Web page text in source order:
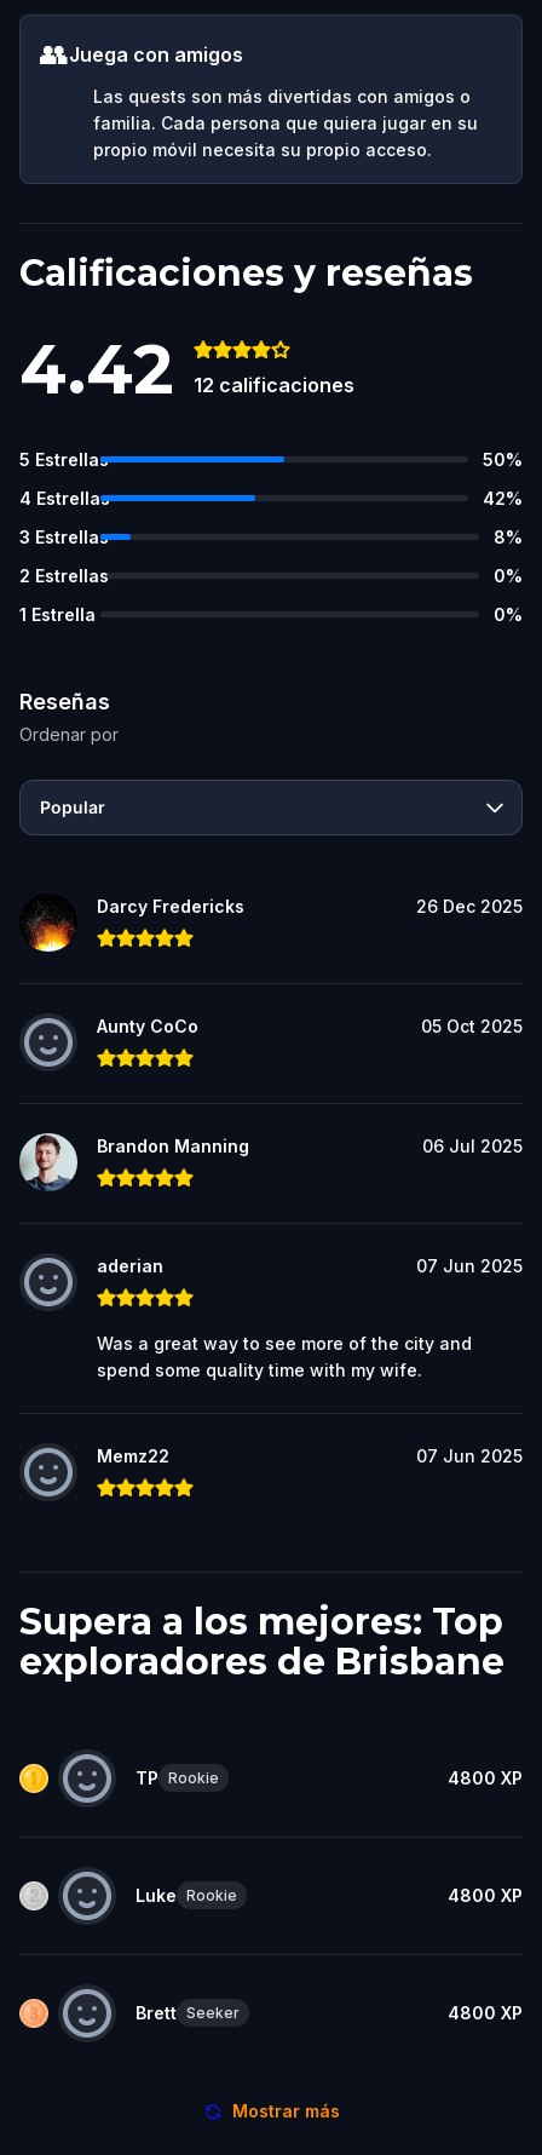
👥Juega con amigos
Las quests son más divertidas con amigos o
familia. Cada persona que quiera jugar en su
propio móvil necesita su propio acceso.
Calificaciones y reseñas
4.42 12 calificaciones
5 Estrellas 50%
4 Estrellas 42%
3 Estrellas 8%
2 Estrellas 0%
1 Estrella 0%
Reseñas
Ordenar por
Popular
Darcy Fredericks 26 Dec 2025
Aunty CoCo 05 Oct 2025
Brandon Manning 06 Jul 2025
aderian 07 Jun 2025
Was a great way to see more of the city and
spend some quality time with my wife.
Memz22 07 Jun 2025
Supera a los mejores: Top
exploradores de Brisbane
TP Rookie 4800 XP
Luke Rookie 4800 XP
Brett Seeker 4800 XP
Mostrar más